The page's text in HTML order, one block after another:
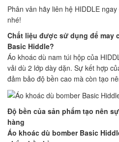
Phân vân hãy liên hệ HIDDLE
nhé!
Chất liệu được sử dụng để may
Basic Hiddle?
Áo khoác dù nam túi hộp của
vải dù 2 lớp dày dặn. Sự kết hợp
đảm bảo độ bền cao mà còn tạo
Độ bền của sản phẩm tạo nên
hàng
Áo khoác dù bomber Basic